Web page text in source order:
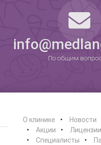
По общим
О клинике Новости
Акции
Лицензии
Специалисты